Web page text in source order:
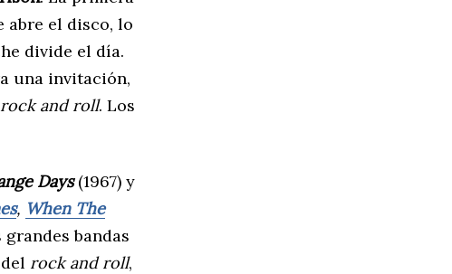
abre el disco, lo
divide el día.
una invitación,
rock and roll. Los
Days(1967) y
, When The
bandas
rock and roll,